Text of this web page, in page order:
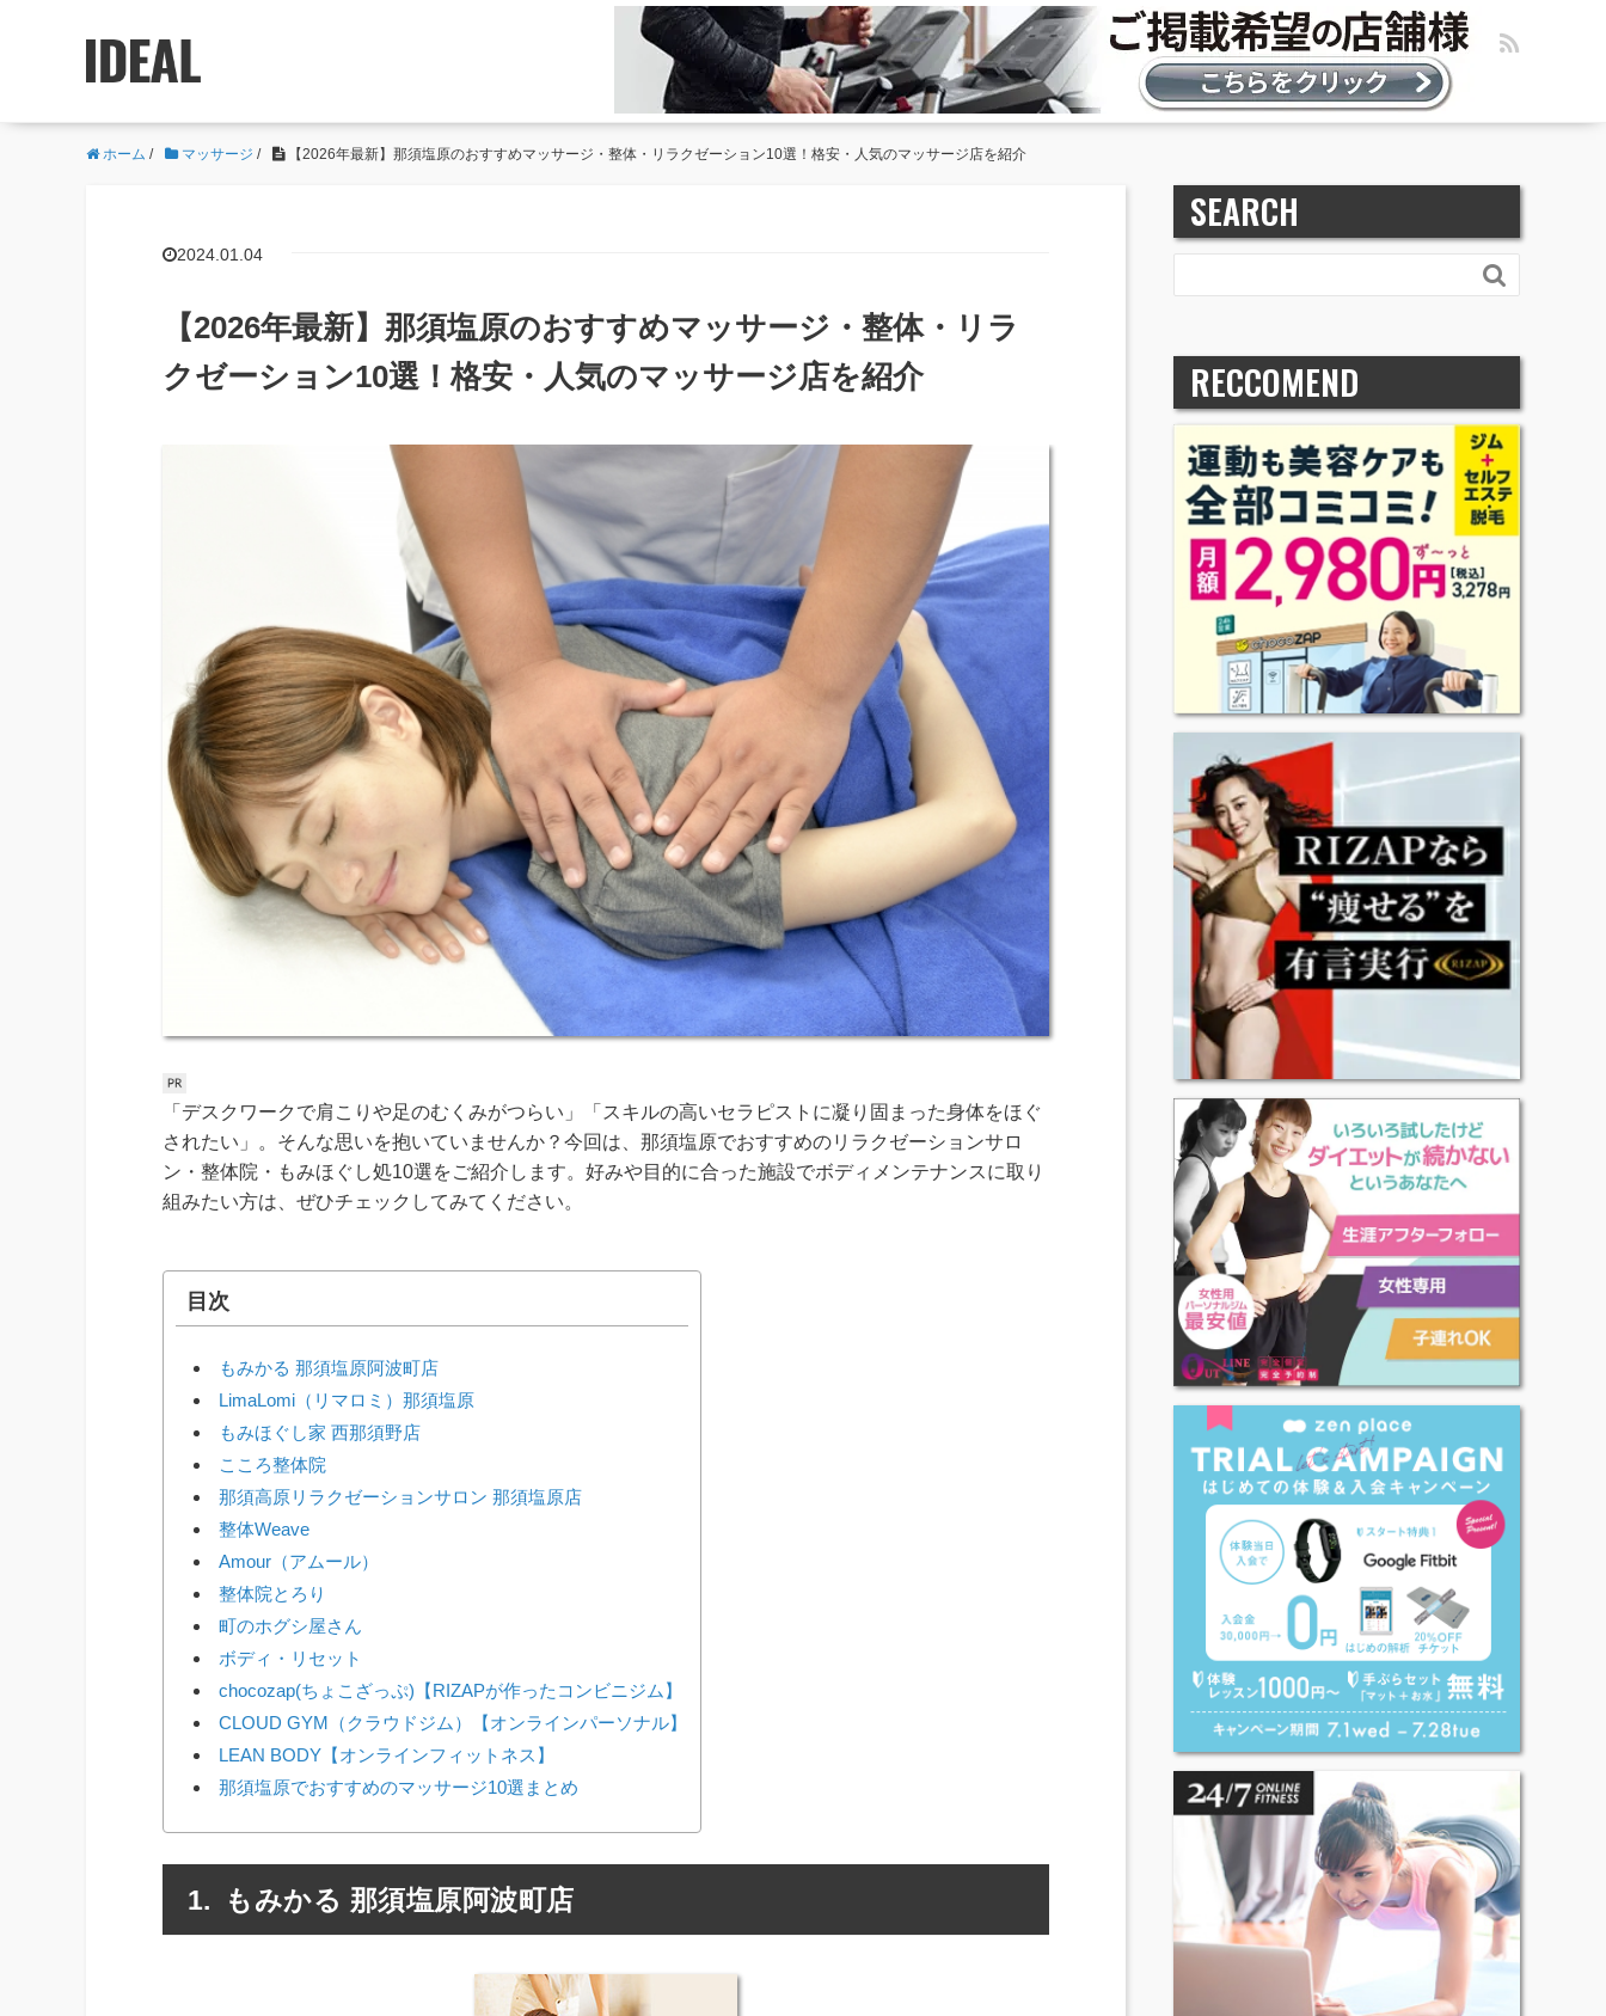
ホーム / マッサージ / 【2026年最新】那須塩原のおすすめマッサージ・整体・リラクゼーション10選！格安・人気のマッサージ店を紹介
2024.01.04
【2026年最新】那須塩原のおすすめマッサージ・整体・リラ
クゼーション10選！格安・人気のマッサージ店を紹介
「デスクワークで肩こりや足のむくみがつらい」「スキルの高いセラピストに凝り固まった身体をほぐ
されたい」。そんな思いを抱いていませんか？今回は、那須塩原でおすすめのリラクゼーションサロ
ン・整体院・もみほぐし処10選をご紹介します。好みや目的に合った施設でボディメンテナンスに取り
組みたい方は、ぜひチェックしてみてください。
目次
もみかる 那須塩原阿波町店
LimaLomi（リマロミ）那須塩原
もみほぐし家 西那須野店
こころ整体院
那須高原リラクゼーションサロン 那須塩原店
整体Weave
Amour（アムール）
整体院とろり
町のホグシ屋さん
ボディ・リセット
chocozap(ちょこざっぷ)【RIZAPが作ったコンビニジム】
CLOUD GYM（クラウドジム）【オンラインパーソナル】
LEAN BODY【オンラインフィットネス】
那須塩原でおすすめのマッサージ10選まとめ
もみかる 那須塩原阿波町店
SEARCH

RECCOMEND